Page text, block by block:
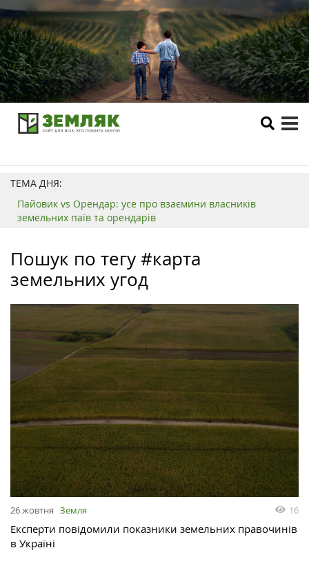
ТЕМА ДНЯ:
Пайовик vs Орендар: усе про взаємини власників
земельних паїв та орендарів
Пошук по тегу #карта
земельних угод
26 жовтня Земля 16
Експерти повідомили показники земельних правочинів
в Україні